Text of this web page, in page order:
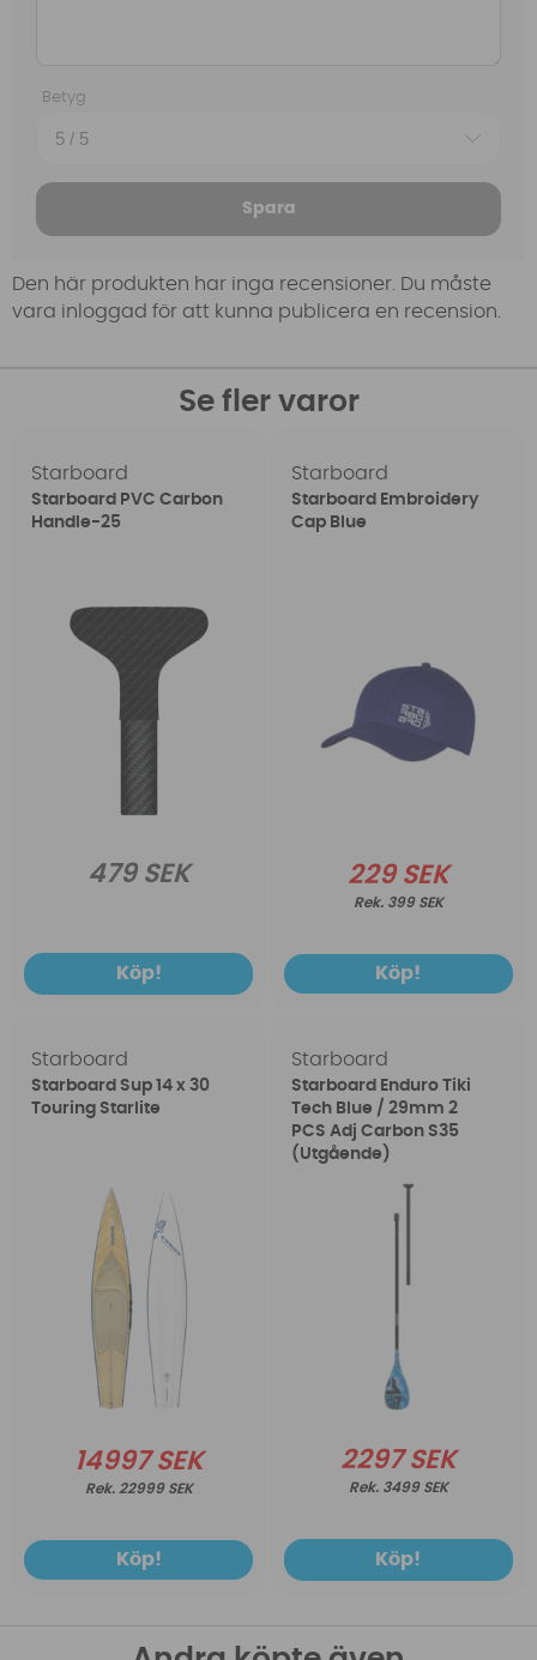
Betyg
Spara
Den här produkten har inga recensioner. Du måste
vara inloggad för att kunna publicera en recension.
Se fler varor
Starboard
Starboard PVC Carbon
Handle-25
479 SEK
Köp!
Starboard
Starboard Embroidery
Cap Blue
229 SEK
399 SEK
Köp!
Starboard
Starboard Sup 14 x 30
Touring Starlite
14997 SEK
22999 SEK
Köp!
Starboard
Starboard Enduro Tiki
Tech Blue / 29mm 2
PCS Adj Carbon S35
(Utgående)
2297 SEK
3499 SEK
Köp!